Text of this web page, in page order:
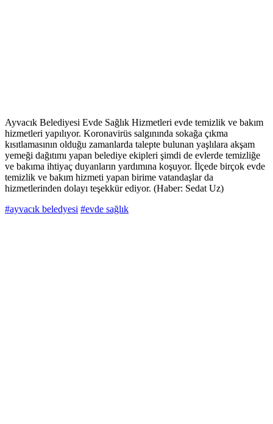
Ayvacık Belediyesi Evde Sağlık Hizmetleri evde temizlik ve bakım
hizmetleri yapılıyor. Koronavirüs salgınında sokağa çıkma
kısıtlamasının olduğu zamanlarda talepte bulunan yaşlılara akşam
yemeği dağıtımı yapan belediye ekipleri şimdi de evlerde temizliğe
ve bakıma ihtiyaç duyanların yardımına koşuyor. İlçede birçok evde
temizlik ve bakım hizmeti yapan birime vatandaşlar da
hizmetlerinden dolayı teşekkür ediyor. (Haber: Sedat Uz)
#ayvacık beledyesi #evde sağlık